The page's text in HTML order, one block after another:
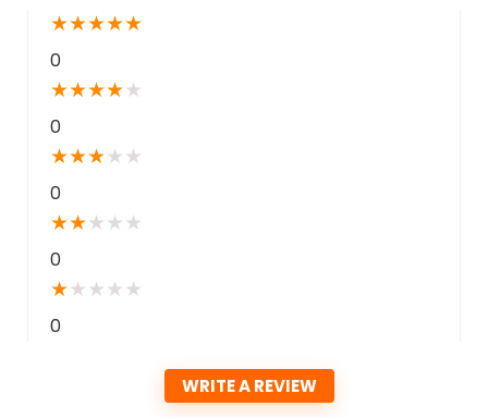
★★★★★
0
★★★★★
0
★★★★ ★
0
★★★ ★ ★
0
★★ ★ ★ ★
0
WRITE A REVIEW